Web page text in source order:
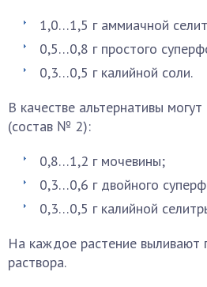
1,0…1,5 г аммиачной
0,5…0,8 г простого
0,3…0,5 г калийной соли.
В качестве альтернативы могут
(состав № 2):
0,8…1,2 г мочевины;
0,3…0,6 г двойного
0,3…0,5 г калийной
На каждое растение
раствора.